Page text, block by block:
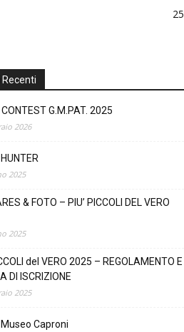
25
G.M.PAT. 2025
2026
2025
& FOTO – PIU’ PICCOLI DEL VERO
2025
del VERO 2025 – REGOLAMENTO E
DI ISCRIZIONE
2025
Caproni